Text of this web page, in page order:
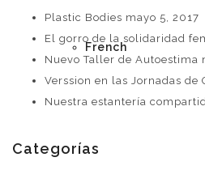
French
Plastic Bodies mayo 5, 2017
El gorro de la solidaridad
Nuevo Taller de Autoestima
Verssion en las Jornadas de
Nuestra estantería
Categorías